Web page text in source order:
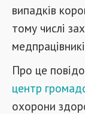
випадків
тому числі
Про це
центр
охорони